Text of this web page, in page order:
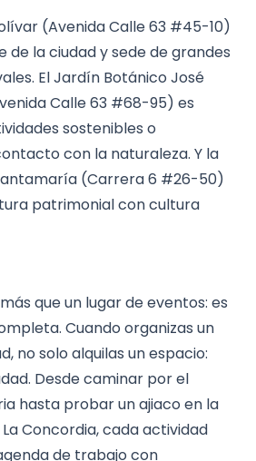
(Avenida Calle 63 #45-10)
de la ciudad y sede de grandes
El Jardín Botánico José
Calle 63 #68-95) es
sostenibles o
con la naturaleza. Y la
(Carrera 6 #26-50)
patrimonial con cultura
que un lugar de eventos: es
Cuando organizas un
no solo alquilas un espacio:
Desde caminar por el
hasta probar un ajiaco en la
Concordia, cada actividad
de trabajo con